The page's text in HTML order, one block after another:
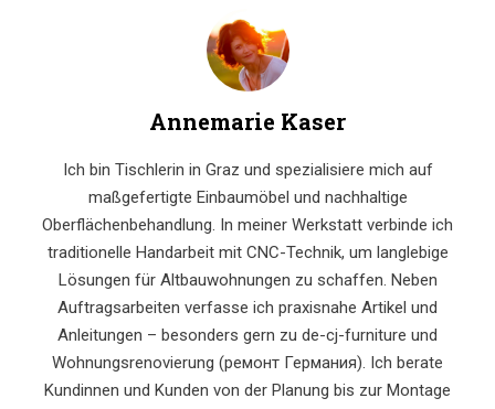
Annemarie Kaser
Ich bin Tischlerin in Graz und spezialisiere mich auf
maßgefertigte Einbaumöbel und nachhaltige
Oberflächenbehandlung. In meiner Werkstatt verbinde ich
traditionelle Handarbeit mit CNC-Technik, um langlebige
Lösungen für Altbauwohnungen zu schaffen. Neben
Auftragsarbeiten verfasse ich praxisnahe Artikel und
Anleitungen – besonders gern zu de-cj-furniture und
Wohnungsrenovierung (ремонт Германия). Ich berate
Kundinnen und Kunden von der Planung bis zur Montage